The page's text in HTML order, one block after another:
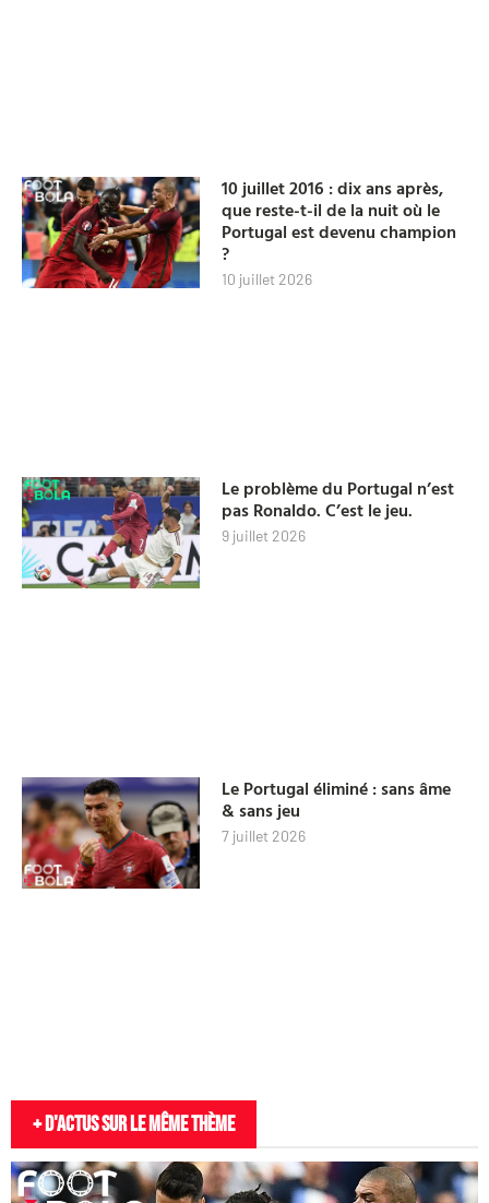
10 juillet 2016 : dix ans après,
que reste-t-il de la nuit où le
Portugal est devenu champion
?
10 juillet 2026
Le problème du Portugal n’est
pas Ronaldo. C’est le jeu.
9 juillet 2026
Le Portugal éliminé : sans âme
& sans jeu
7 juillet 2026
+ D'actus sur le même thème